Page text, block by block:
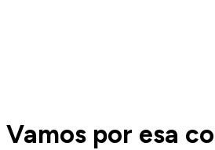
Vamos por esa